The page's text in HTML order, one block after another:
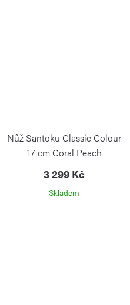
Nůž Santoku Classic Colour
17 cm Coral Peach
3 299 Kč
Skladem